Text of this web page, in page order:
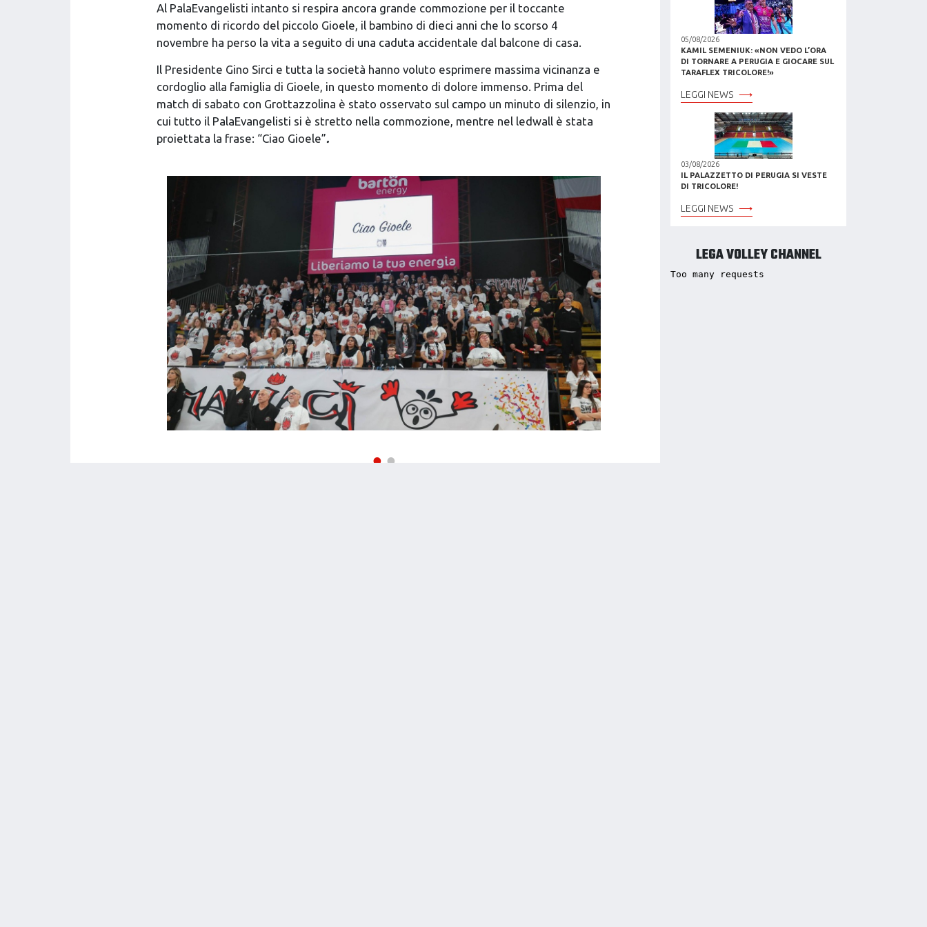
Al PalaEvangelisti intanto si respira ancora grande commozione per il toccante
momento di ricordo del piccolo Gioele, il bambino di dieci anni che lo scorso 4
novembre ha perso la vita a seguito di una caduta accidentale dal balcone di casa.
Il Presidente Gino Sirci e tutta la società hanno voluto esprimere massima vicinanza e
cordoglio alla famiglia di Gioele, in questo momento di dolore immenso. Prima del
match di sabato con Grottazzolina è stato osservato sul campo un minuto di silenzio, in
cui tutto il PalaEvangelisti si è stretto nella commozione, mentre nel ledwall è stata
proiettata la frase: “Ciao Gioele”.
05/08/2026
KAMIL SEMENIUK: «NON VEDO L’ORA
DI TORNARE A PERUGIA E GIOCARE SUL
TARAFLEX TRICOLORE!»
LEGGI NEWS
03/08/2026
IL PALAZZETTO DI PERUGIA SI VESTE
DI TRICOLORE!
LEGGI NEWS
LEGA VOLLEY CHANNEL